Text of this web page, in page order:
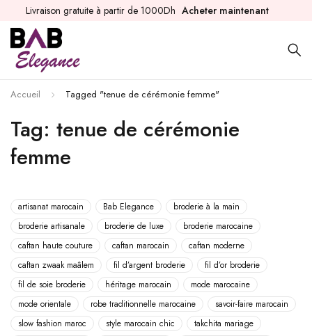
Livraison gratuite à partir de 1000Dh Acheter maintenant
Tag: tenue de cérémonie
femme
Accueil Tagged "tenue de cérémonie femme"
artisanat marocain Bab Elegance
broderie à la main
broderie artisanale
broderie de luxe
broderie marocaine
caftan haute couture
caftan marocain
caftan moderne
caftan zwaak maâlem
fil d’argent broderie
fil d’or broderie
fil de soie broderie
héritage marocain
mode marocaine
mode orientale
robe traditionnelle marocaine
savoir-faire marocain
slow fashion maroc
style marocain chic
takchita mariage